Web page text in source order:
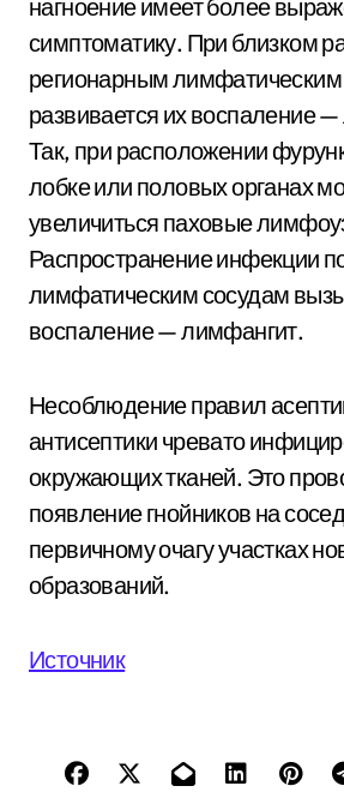
нагноение имеет более
симптоматику. При близком
регионарным
развивается их воспаление
Так, при расположении
лобке или половых органах
увеличиться паховые
Распространение инфекции
лимфатическим сосудам
воспаление — лимфангит.
Несоблюдение правил
антисептики чревато
окружающих тканей. Это
появление гнойников на
первичному очагу участках
образований.
Источник